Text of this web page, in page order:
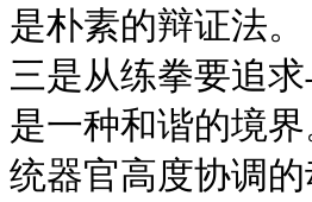
是朴素的辩证法。
三是从练拳要追
是一种和谐的境
统器官高度协调